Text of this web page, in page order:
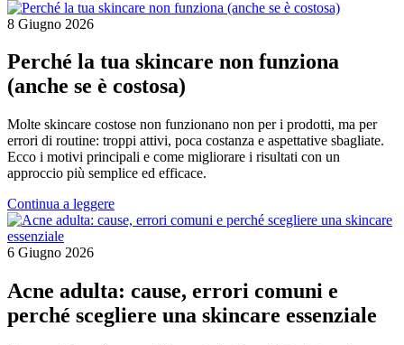
8 Giugno 2026
Perché la tua skincare non funziona
(anche se è costosa)
Molte skincare costose non funzionano non per i prodotti, ma per
errori di routine: troppi attivi, poca costanza e aspettative sbagliate.
Ecco i motivi principali e come migliorare i risultati con un
approccio più semplice ed efficace.
Continua a leggere
6 Giugno 2026
Acne adulta: cause, errori comuni e
perché scegliere una skincare essenziale